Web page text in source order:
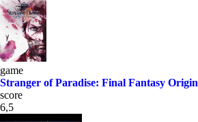
game
Stranger of Paradise: Final Fantasy Origin
score
6,5